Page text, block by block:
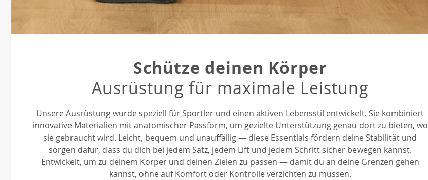
Schütze deinen Körper
Ausrüstung für maximale Leistung
Unsere Ausrüstung wurde speziell für Sportler und einen aktiven Lebensstil entwickelt. Sie kombiniert
innovative Materialien mit anatomischer Passform, um gezielte Unterstützung genau dort zu bieten, wo
sie gebraucht wird. Leicht, bequem und unauffällig — diese Essentials fördern deine Stabilität und
sorgen dafür, dass du dich bei jedem Satz, jedem Lift und jedem Schritt sicher bewegen kannst.
Entwickelt, um zu deinem Körper und deinen Zielen zu passen — damit du an deine Grenzen gehen
kannst, ohne auf Komfort oder Kontrolle verzichten zu müssen.